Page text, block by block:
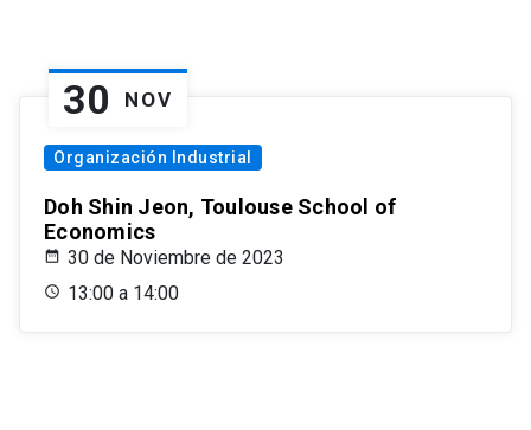
30 NOV
Organización Industrial
Doh Shin Jeon, Toulouse School of
Economics
30 de Noviembre de 2023
13:00 a 14:00